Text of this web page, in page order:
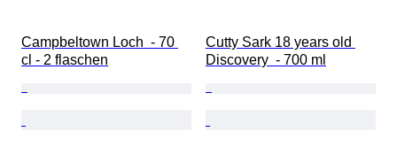
Campbeltown Loch  - 70
cl - 2 flaschen
Cutty Sark 18 years old
Discovery  - 700 ml